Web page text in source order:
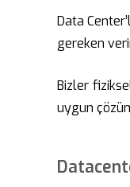
Data
gereken
Bizler
uygun